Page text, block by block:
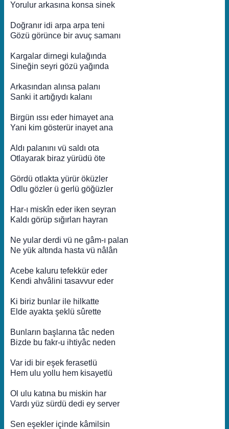
Yorulur arkasına konsa sinek
Doğranır idi arpa arpa teni
Gözü görünce bir avuç samanı
Kargalar dirnegi kulağında
Sineğin seyri gözü yağında
Arkasından alınsa palanı
Sanki it artığıydı kalanı
Birgün ıssı eder himayet ana
Yani kim gösterür inayet ana
Aldı palanını vü saldı ota
Otlayarak biraz yürüdü öte
Gördü otlakta yürür öküzler
Odlu gözler ü gerlü göğüzler
Har-ı miskîn eder iken seyran
Kaldı görüp sığırları hayran
Ne yular derdi vü ne gâm-ı palan
Ne yük altında hasta vü nâlân
Acebe kaluru tefekkür eder
Kendi ahvâlini tasavvur eder
Ki biriz bunlar ile hilkatte
Elde ayakta şeklü sûrette
Bunların başlarına tâc neden
Bizde bu fakr-u ihtiyâc neden
Var idi bir eşek ferasetlü
Hem ulu yollu hem kisayetlü
Ol ulu katına bu miskin har
Vardı yüz sürdü dedi ey server
Sen eşekler içinde kâmilsin